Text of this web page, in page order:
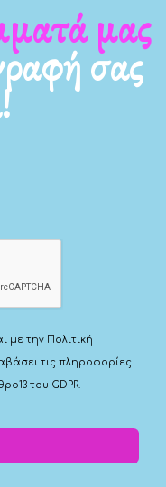
μας
σας
με την Πολιτική
τις πληροφορίες
του GDPR.